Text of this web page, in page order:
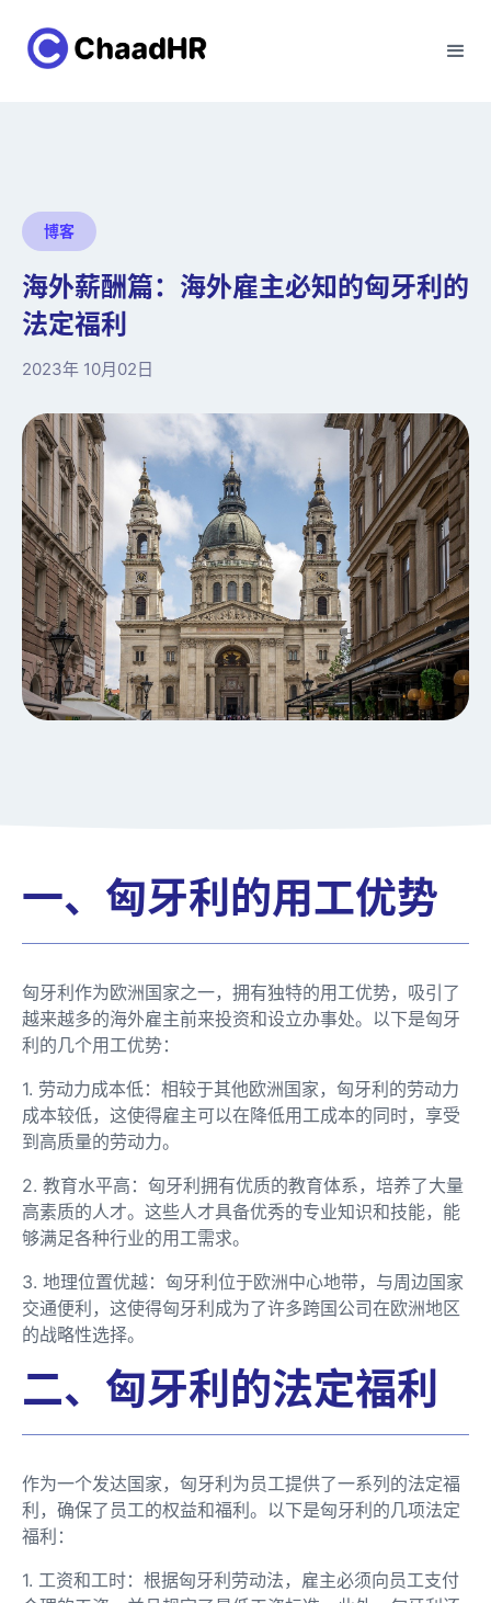
博客
海外薪酬篇：海外雇主必知的匈牙利的
法定福利
2023年 10月02日
一、匈牙利的用工优势
匈牙利作为欧洲国家之一，拥有独特的用工优势，吸引了
越来越多的海外雇主前来投资和设立办事处。以下是匈牙
利的几个用工优势：
1. 劳动力成本低：相较于其他欧洲国家，匈牙利的劳动力
成本较低，这使得雇主可以在降低用工成本的同时，享受
到高质量的劳动力。
2. 教育水平高：匈牙利拥有优质的教育体系，培养了大量
高素质的人才。这些人才具备优秀的专业知识和技能，能
够满足各种行业的用工需求。
3. 地理位置优越：匈牙利位于欧洲中心地带，与周边国家
交通便利，这使得匈牙利成为了许多跨国公司在欧洲地区
的战略性选择。
二、匈牙利的法定福利
作为一个发达国家，匈牙利为员工提供了一系列的法定福
利，确保了员工的权益和福利。以下是匈牙利的几项法定
福利：
1. 工资和工时：根据匈牙利劳动法，雇主必须向员工支付